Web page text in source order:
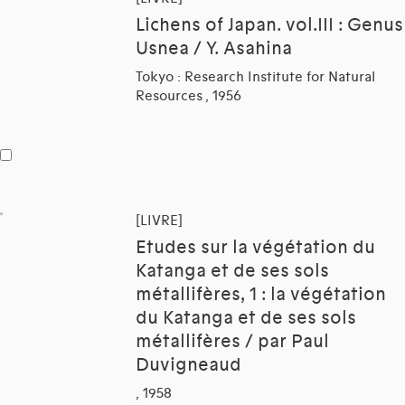
Lichens of Japan. vol.III : Genus
Usnea / Y. Asahina
Tokyo : Research Institute for Natural
Resources , 1956
[LIVRE]
Etudes sur la végétation du
Katanga et de ses sols
métallifères, 1 : la végétation
du Katanga et de ses sols
métallifères / par Paul
Duvigneaud
, 1958